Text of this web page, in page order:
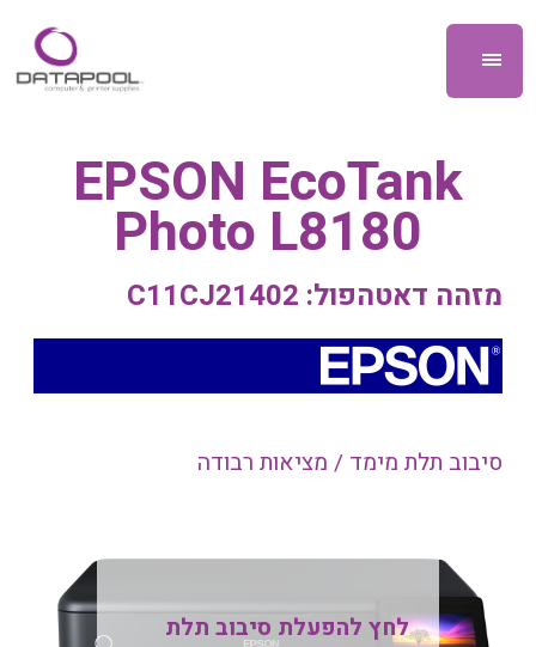
EPSON EcoTank
Photo L8180
מזהה דאטהפול: C11CJ21402
סיבוב תלת מימד / מציאות רבודה
לחץ להפעלת סיבוב תלת